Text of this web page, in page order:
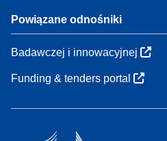
Powiązane odnośniki
Badawczej i innowacyjnej
Funding & tenders portal